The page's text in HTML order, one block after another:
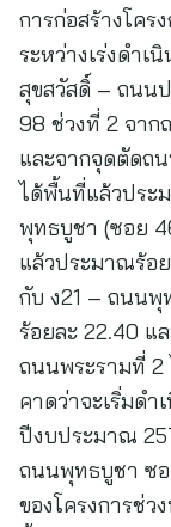
การก่อสร้างโคร
ระหว่างเร่งดำเ
สุขสวัสดิ์ – ถนน
98 ช่วงที่ 2 จาก
และจากจุดตัดถ
ได้พื้นที่แล้วประ
พุทธบูชา (ซอย
แล้วประมาณร้อ
กับ ง21 – ถนน
ร้อยละ 22.40 แ
ถนนพระรามที่ 2
คาดว่าจะเริ่มดำ
ปีงบประมาณ
ถนนพุทธบูชา ซ
ของโครงการช่ว